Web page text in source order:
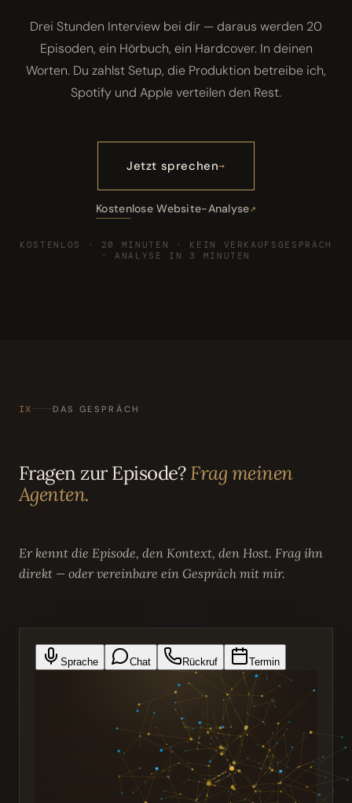
Drei Stunden Interview bei dir — daraus werden 20
Episoden, ein Hörbuch, ein Hardcover. In deinen
Worten. Du zahlst Setup, die Produktion betreibe ich,
Spotify und Apple verteilen den Rest.
Jetzt sprechen
Kostenlose Website-Analyse
KOSTENLOS · 20 MINUTEN · KEIN VERKAUFSGESPRÄCH
· ANALYSE IN 3 MINUTEN
IX DAS GESPRÄCH
Fragen zur Episode?Frag meinen
Agenten.
Er kennt die Episode, den Kontext, den Host. Frag ihn
direkt — oder vereinbare ein Gespräch mit mir.
Sprache Chat Rückruf Termin